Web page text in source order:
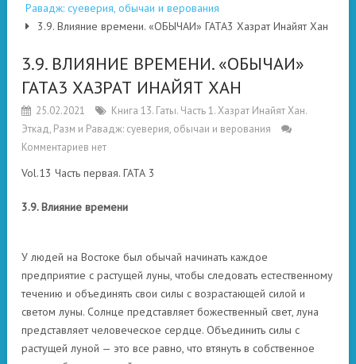
Равадж: суеверия, обычаи и верования
3.9. Влияние времени. «ОБЫЧАИ» ГАТА3 Хазрат Инайят Хан
3.9. ВЛИЯНИЕ ВРЕМЕНИ. «ОБЫЧАИ»
ГАТА3 ХАЗРАТ ИНАЙЯТ ХАН
25.02.2021
Книга 13. Гаты. Часть 1. Хазрат Инайят Хан.
Эткад, Разм и Равадж: суеверия, обычаи и верования
Комментариев нет
Vol.13 Часть первая. ГАТА 3
3.9. Влияние времени
У людей на Востоке был обычай начинать каждое
предприятие с растущей луны, чтобы следовать естественному
течению и объединять свои силы с возрастающей силой и
светом луны. Солнце представляет божественный свет, луна
представляет человеческое сердце. Объединить силы с
растущей луной — это все равно, что втянуть в собственное